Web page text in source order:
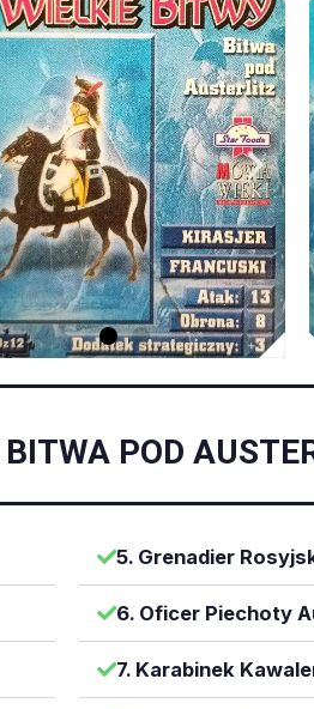
BITWA POD
5. Grenadier
6. Oficer Piechoty
7. Karabinek